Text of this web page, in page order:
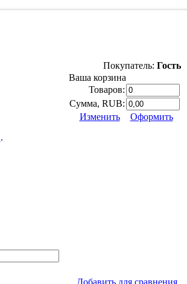
Покупатель: Гость
Ваша корзина
Товаров:
Сумма, RUB:
Изменить
Оформить
.
Добавить для сравнения